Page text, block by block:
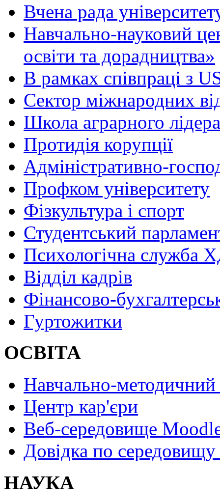
Вчена рада
Навчально-науковий
освіти та дорадництва»
В рамках співпраці з
Сектор міжнародних
Школа аграрного лідера
Протидія корупції
Адміністративно-
Профком університету
Фізкультура і спорт
Студентський
Психологічна служба
Відділ кадрів
Фінансово-
Гуртожитки
ОСВІТА
Навчально-методичний
Центр кар'єри
Веб-середовище
Довідка по
НАУКА